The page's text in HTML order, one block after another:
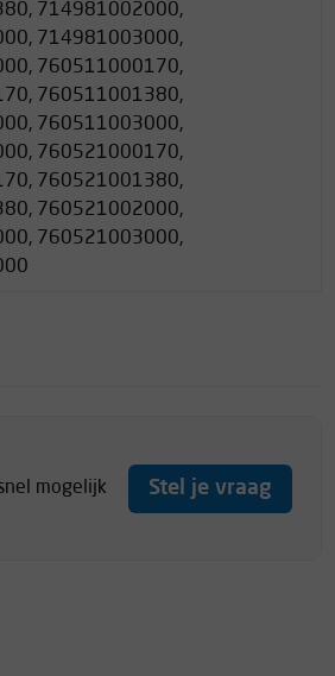
714981002000,
714981003000,
760511000170,
760511001380,
760511003000,
760521000170,
760521001380,
760521002000,
760521003000,
mogelijk
Stel je vraag